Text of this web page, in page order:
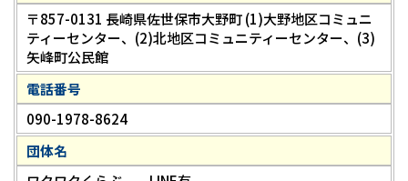
〒857-0131 長崎県佐世保市大野町 (1)大野地区コミュニ
ティーセンター、(2)北地区コミュニティーセンター、(3)
矢峰町公民館
電話番号
090-1978-8624
団体名